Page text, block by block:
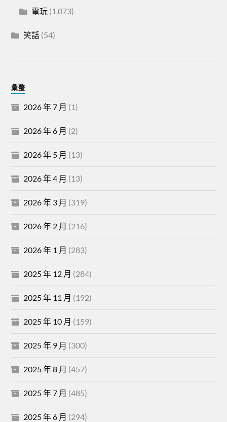
電玩 (1,073)
笑話 (54)
彙整
2026 年 7 月 (1)
2026 年 6 月 (2)
2026 年 5 月 (13)
2026 年 4 月 (13)
2026 年 3 月 (319)
2026 年 2 月 (216)
2026 年 1 月 (283)
2025 年 12 月 (284)
2025 年 11 月 (192)
2025 年 10 月 (159)
2025 年 9 月 (300)
2025 年 8 月 (457)
2025 年 7 月 (485)
2025 年 6 月 (294)